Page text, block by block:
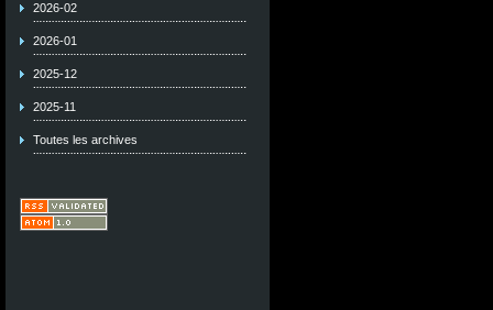
2026-02
2026-01
2025-12
2025-11
Toutes les archives